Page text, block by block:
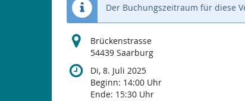
Der Buchungszeitraum für diese
Brückenstrasse
54439 Saarburg
Di, 8. Juli 2025
Beginn: 14:00 Uhr
Ende: 15:30 Uhr